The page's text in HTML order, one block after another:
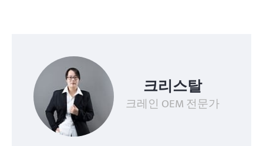
크리스탈
크레인 OEM 전문가